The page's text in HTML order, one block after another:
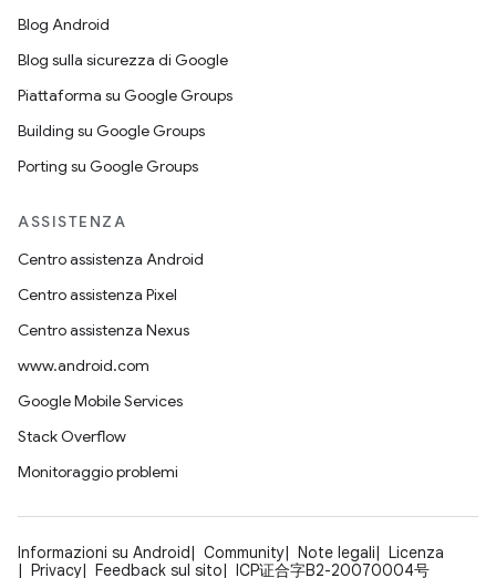
Blog Android
Blog sulla sicurezza di Google
Piattaforma su Google Groups
Building su Google Groups
Porting su Google Groups
ASSISTENZA
Centro assistenza Android
Centro assistenza Pixel
Centro assistenza Nexus
www.android.com
Google Mobile Services
Stack Overflow
Monitoraggio problemi
Informazioni su Android Community Note legali
Licenza
Privacy
Feedback sul sito ICP证合字B2-20070004号